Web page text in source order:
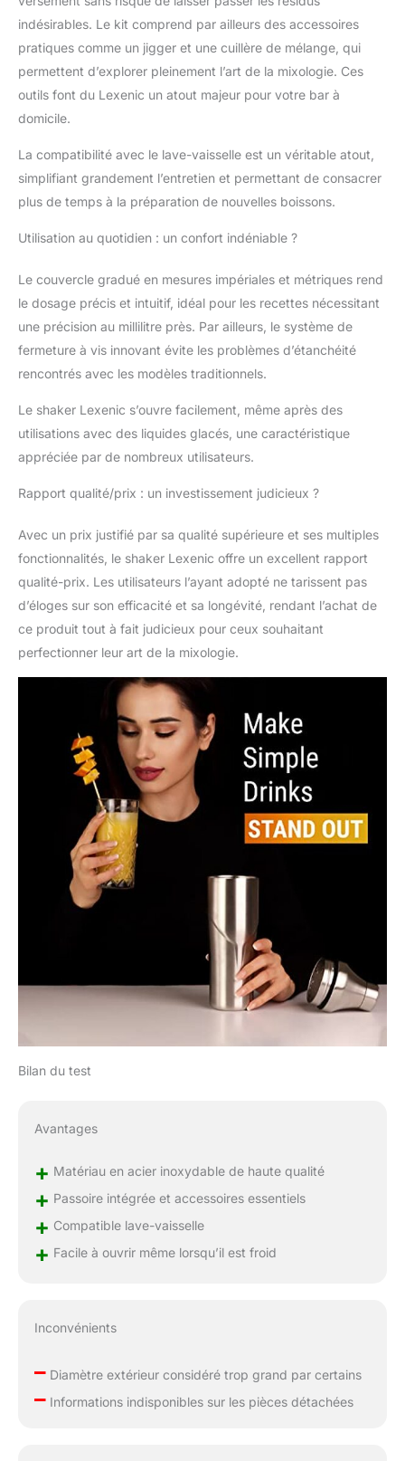
indésirables. Le kit comprend par ailleurs des accessoires
pratiques comme un jigger et une cuillère de mélange, qui
permettent d’explorer pleinement l’art de la mixologie. Ces
outils font du Lexenic un atout majeur pour votre bar à
domicile.
La compatibilité avec le lave-vaisselle est un véritable atout,
simplifiant grandement l’entretien et permettant de consacrer
plus de temps à la préparation de nouvelles boissons.
Utilisation au quotidien : un confort indéniable ?
Le couvercle gradué en mesures impériales et métriques rend
le dosage précis et intuitif, idéal pour les recettes nécessitant
une précision au millilitre près. Par ailleurs, le système de
fermeture à vis innovant évite les problèmes d’étanchéité
rencontrés avec les modèles traditionnels.
Le shaker Lexenic s’ouvre facilement, même après des
utilisations avec des liquides glacés, une caractéristique
appréciée par de nombreux utilisateurs.
Rapport qualité/prix : un investissement judicieux ?
Avec un prix justifié par sa qualité supérieure et ses multiples
fonctionnalités, le shaker Lexenic offre un excellent rapport
qualité-prix. Les utilisateurs l’ayant adopté ne tarissent pas
d’éloges sur son efficacité et sa longévité, rendant l’achat de
ce produit tout à fait judicieux pour ceux souhaitant
perfectionner leur art de la mixologie.
Bilan du test
Avantages
+ Matériau en acier inoxydable de haute qualité
+ Passoire intégrée et accessoires essentiels
+ Compatible lave-vaisselle
+ Facile à ouvrir même lorsqu’il est froid
Inconvénients
–Diamètre extérieur considéré trop grand par certains
–Informations indisponibles sur les pièces détachées